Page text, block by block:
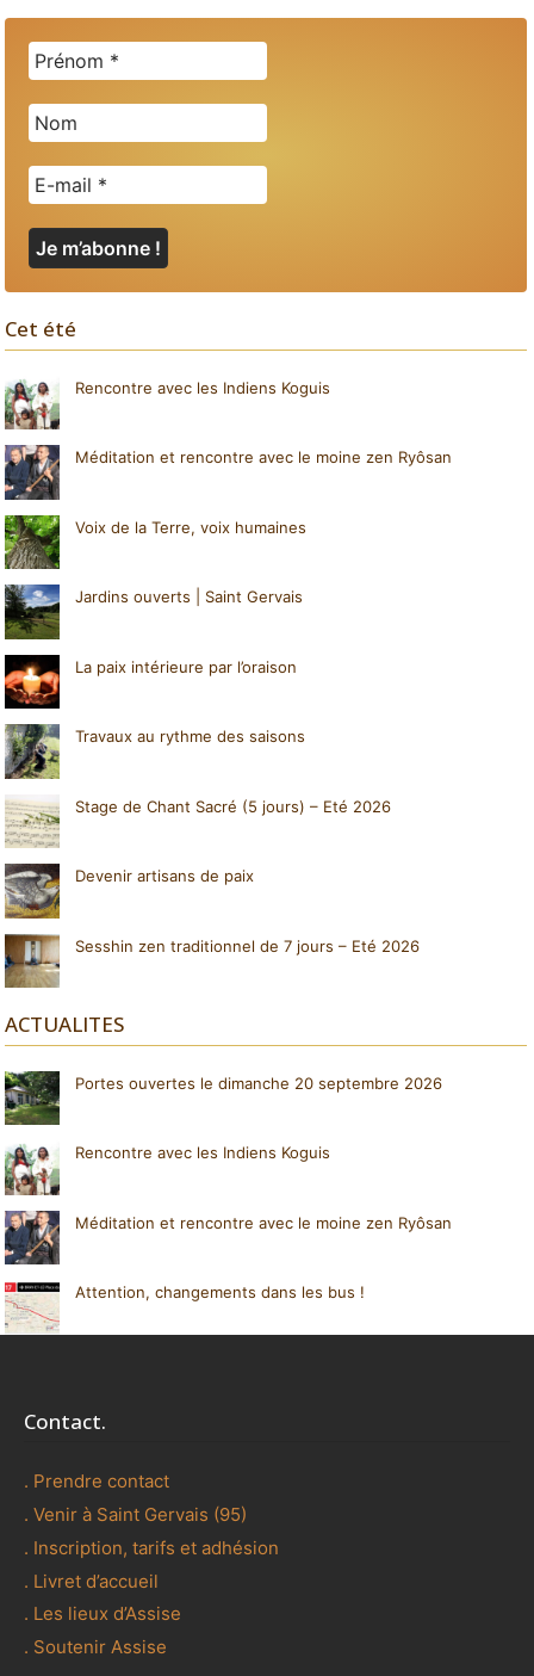
Cet été
Rencontre avec les Indiens Koguis
Méditation et rencontre avec le moine zen Ryôsan
Voix de la Terre, voix humaines
Jardins ouverts | Saint Gervais
La paix intérieure par l’oraison
Travaux au rythme des saisons
Stage de Chant Sacré (5 jours) – Eté 2026
Devenir artisans de paix
Sesshin zen traditionnel de 7 jours – Eté 2026
ACTUALITES
Portes ouvertes le dimanche 20 septembre 2026
Rencontre avec les Indiens Koguis
Méditation et rencontre avec le moine zen Ryôsan
Attention, changements dans les bus !
Contact.
. Prendre contact
. Venir à Saint Gervais (95)
. Inscription, tarifs et adhésion
. Livret d’accueil
. Les lieux d’Assise
. Soutenir Assise